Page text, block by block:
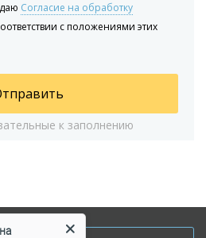
Согласие на обработку
с положениями этих
к заполнению